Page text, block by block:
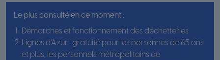
Le plus consulté en ce moment :
Démarches et fonctionnement des déchetteries
Lignes d’Azur : gratuité pour les personnes de 65 ans
et plus, les personnels métropolitains de